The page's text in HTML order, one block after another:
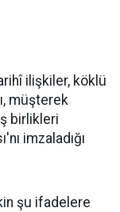
ilişkiler, köklü
müşterek
birlikleri
imzaladığı
şu ifadelere